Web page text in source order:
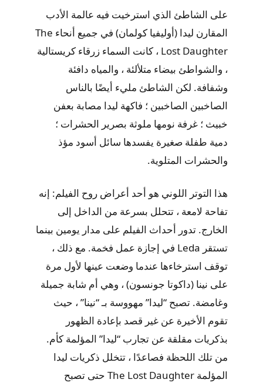
على الشاطئ الذي استرخيت فيه عالمة الأدب
المقارن ليدا (أوليفيا كولمان) في جميع أنحاء The
Lost Daughter ، كانت السماء زرقاء كريستالية
، والشواطئ بيضاء متلألئة ، والمياه دافئة
وشفافة. لكن الشاطئ مليء أيضًا بالناس
الصاخبين الصاخبين ؛ فاكهة ليدا مصابة بعفن
خبيث ؛ غرفة نومها ملوثة بصرير الحشرات ؛
دمية طفلة صغيرة يفسدها سائل أسود مؤذ
والحشرات المتلوية.
هذا التوتر اللوني هو أحد أعراض روح الفيلم: إنه
تفاحة لامعة ، تتحلل بسرعة من الداخل إلى
الخارج. تدور أحداث الفيلم على مدار يومين بينما
تستقر Leda في إجازة عمل فخمة. مع ذلك ،
توقف استرخاءها عندما وضعت عينها لأول مرة
على نينا (داكوتا جونسون) ، وهي أم شابة جميلة
وغامضة. تصبح “ليدا” مهووسة بـ “نينا” ، حيث
تقوم الأخيرة عن غير قصد بإعادة الظهور
بذكريات مقلقة عن تجارب “ليدا” المؤلمة كأم.
من تلك اللحظة فصاعدًا ، تتخلل ذكريات ليدا
المؤلمة The Lost Daughter حتى تصبح